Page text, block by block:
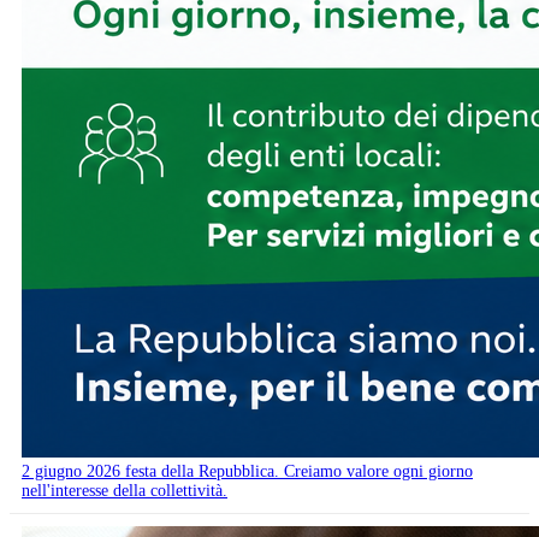
2 giugno 2026 festa della Repubblica. Creiamo valore ogni giorno
nell'interesse della collettività.